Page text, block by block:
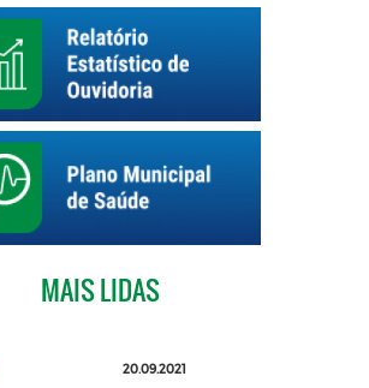
MAIS LIDAS
20.09.2021